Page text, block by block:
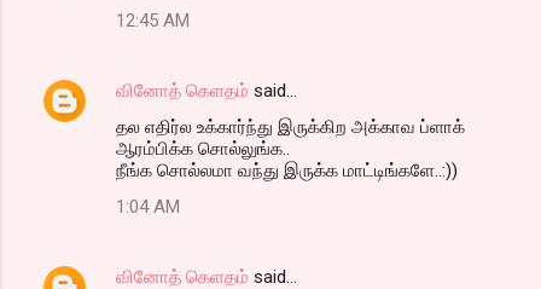
12:45 AM
வினோத் கெளதம் said…
தல எதிர்ல உக்கார்ந்து இருக்கிற அக்காவ ப்ளாக்
ஆரம்பிக்க சொல்லுங்க..
நீங்க சொல்லமா வந்து இருக்க மாட்டிங்களே..:))
1:04 AM
வினோத் கெளதம் said…